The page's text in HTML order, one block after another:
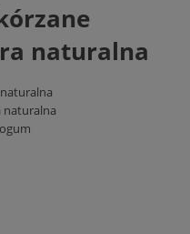
naturalna
naturalna